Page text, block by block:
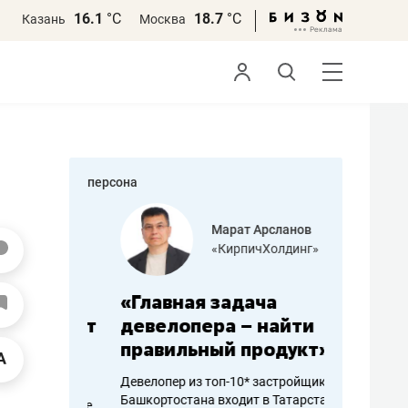
Казань 16.1 °С Москва 18.7 °С
персона
Марат Арсланов
«КирпичХолдинг»
«Главная задача
девелопера – найти
правильный продукт»
Девелопер из топ-10* застройщиков
Башкортостана входит в Татарстан